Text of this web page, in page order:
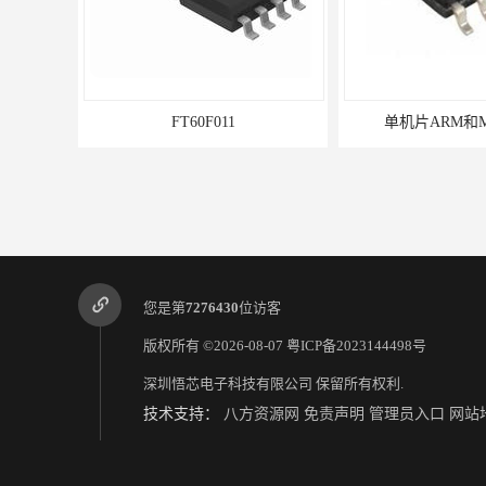
FT60F011 单机片ARM和
常用电源ic
您是第7276430位访客
版权所有 ©2026-08-07 粤ICP备2023144498号
深圳悟芯电子科技有限公司 保留所有权利.
技术支持： 八方资源网 免责声明 管理员入口 网站